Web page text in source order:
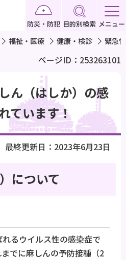
防災・防犯 目的別検索 メニュー
福祉・医療 健康・検診 緊急
ページID：253263101
ん（はしか）の感
ています！
最終更新日：2023年6月23日
について
るウイルス性の感染症で
でに麻しんの予防接種（2